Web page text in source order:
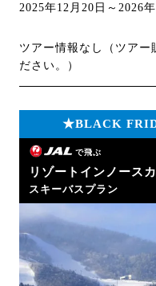
2025年12月20日～2026
ツアー情報なし（ツア
ださい。）
★BLACK
で飛ぶ
リゾートインノース
スキーバスプラン